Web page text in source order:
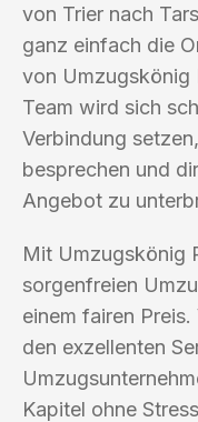
von Trier nach
ganz einfach die
von Umzugskönig
Team wird sich
Verbindung
besprechen und
Angebot zu
Mit Umzugskönig
sorgenfreien
einem fairen
den exzellenten
Kapitel ohne